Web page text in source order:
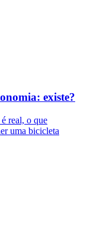
existe?
real, o que
uma bicicleta